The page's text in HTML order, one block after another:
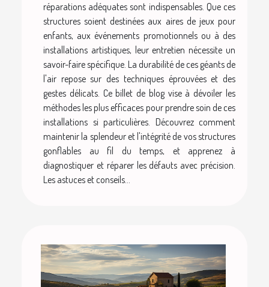
réparations adéquates sont indispensables. Que ces
structures soient destinées aux aires de jeux pour
enfants, aux événements promotionnels ou à des
installations artistiques, leur entretien nécessite un
savoir-faire spécifique. La durabilité de ces géants de
l'air repose sur des techniques éprouvées et des
gestes délicats. Ce billet de blog vise à dévoiler les
méthodes les plus efficaces pour prendre soin de ces
installations si particulières. Découvrez comment
maintenir la splendeur et l'intégrité de vos structures
gonflables au fil du temps, et apprenez à
diagnostiquer et réparer les défauts avec précision.
Les astuces et conseils...